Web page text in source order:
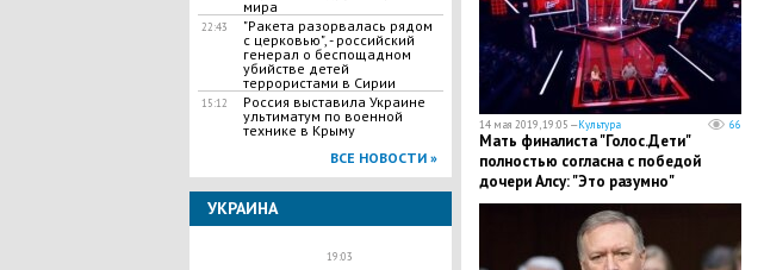
мира
22:43
​"Ракета разорвалась рядом
с церковью", - российский
генерал о беспощадном
убийстве детей
террористами в Сирии
15:12
Россия выставила Украине
ультиматум по военной
технике в Крыму
ВСЕ НОВОСТИ »
УКРАИНА
19:03
14 мая 2019, 19:05 —Культура 66
Мать финалиста "Голос.Дети"
полностью согласна с победой
дочери Алсу: "Это разумно"